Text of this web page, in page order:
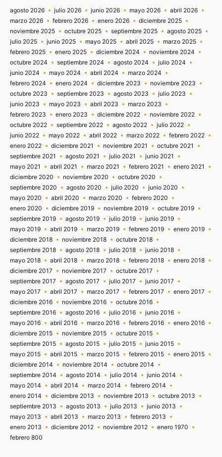
agosto 2026 julio 2026 junio 2026 mayo 2026
abril 2026
marzo 2026
febrero 2026 enero 2026
diciembre 2025
noviembre 2025
octubre 2025 septiembre 2025
agosto 2025
julio 2025
junio 2025 mayo 2025 abril 2025
marzo 2025
febrero 2025
enero 2025 diciembre 2024
noviembre 2024
octubre 2024
septiembre 2024 agosto 2024
julio 2024
junio 2024
mayo 2024 abril 2024
marzo 2024
febrero 2024
enero 2024 diciembre 2023
noviembre 2023
octubre 2023
septiembre 2023 agosto 2023
julio 2023
junio 2023
mayo 2023 abril 2023
marzo 2023
febrero 2023
enero 2023 diciembre 2022
noviembre 2022
octubre 2022
septiembre 2022 agosto 2022
julio 2022
junio 2022
mayo 2022 abril 2022 marzo 2022
febrero 2022
enero 2022
diciembre 2021 noviembre 2021
octubre 2021
septiembre 2021
agosto 2021 julio 2021
junio 2021
mayo 2021
abril 2021 marzo 2021 febrero 2021
enero 2021
diciembre 2020
noviembre 2020
octubre 2020
septiembre 2020
agosto 2020 julio 2020
junio 2020
mayo 2020
abril 2020 marzo 2020
febrero 2020
enero 2020
diciembre 2019 noviembre 2019
octubre 2019
septiembre 2019
agosto 2019 julio 2019
junio 2019
mayo 2019
abril 2019 marzo 2019 febrero 2019
enero 2019
diciembre 2018
noviembre 2018
octubre 2018
septiembre 2018
agosto 2018 julio 2018
junio 2018
mayo 2018
abril 2018 marzo 2018 febrero 2018
enero 2018
diciembre 2017
noviembre 2017
octubre 2017
septiembre 2017
agosto 2017 julio 2017
junio 2017
mayo 2017
abril 2017 marzo 2017 febrero 2017
enero 2017
diciembre 2016
noviembre 2016
octubre 2016
septiembre 2016
agosto 2016 julio 2016
junio 2016
mayo 2016
abril 2016 marzo 2016 febrero 2016
enero 2016
diciembre 2015
noviembre 2015
octubre 2015
septiembre 2015
agosto 2015 julio 2015
junio 2015
mayo 2015
abril 2015 marzo 2015 febrero 2015
enero 2015
diciembre 2014
noviembre 2014
octubre 2014
septiembre 2014
agosto 2014 julio 2014
junio 2014
mayo 2014
abril 2014 marzo 2014
febrero 2014
enero 2014
diciembre 2013 noviembre 2013
octubre 2013
septiembre 2013
agosto 2013 julio 2013
junio 2013
mayo 2013
abril 2013 marzo 2013
febrero 2013
enero 2013
diciembre 2012 noviembre 2012
enero 1970
febrero 800